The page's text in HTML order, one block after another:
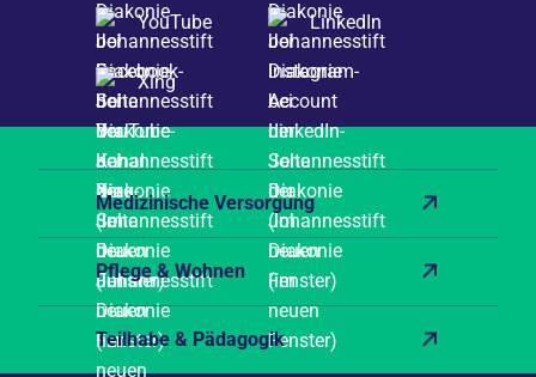
YouTube LinkedIn
Xing
Medizinische Versorgung
Pflege & Wohnen
Teilhabe & Pädagogik